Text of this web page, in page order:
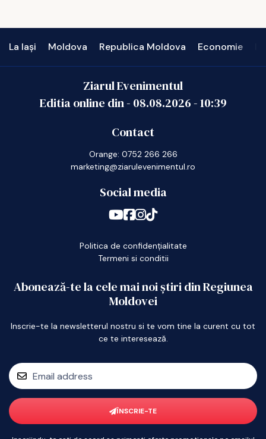
La Iași Moldova Republica Moldova Economie
Ziarul Evenimentul
Editia online din - 08.08.2026-10:39
Contact
Orange: 0752 266 266
marketing@ziarulevenimentul.ro
Social media
Politica de confidențialitate
Termeni si conditii
Abonează-te la cele mai noi știri din Regiunea
Moldovei
Inscrie-te la newsletterul nostru si te vom tine la curent cu tot
ce te interesează.
ÎNSCRIE-TE